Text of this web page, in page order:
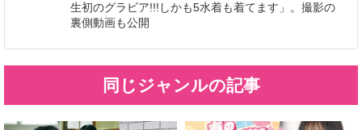
生初のグラビア!!!しかも5水着も着てます」。撮影の
裏側動画も公開
同じジャンルの記事